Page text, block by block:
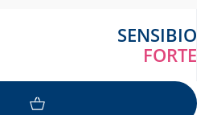
SENSIBIO
FORTE